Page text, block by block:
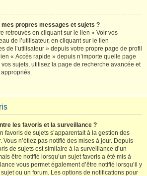
propres messages et sujets ?
retrouvés en cliquant sur le lien « Voir vos
de l’utilisateur, en cliquant sur le lien
de l’utilisateur » depuis votre propre page de profil
« Accès rapide » depuis n’importe quelle page
sujets, utilisez la page de recherche avancée et
les favoris et la surveillance ?
favoris de sujets s’apparentait à la gestion des
Vous n’étiez pas notifié des mises à jour. Depuis
de sujets est similaire à la surveillance d’un
être notifié lorsqu’un sujet favoris a été mis à
vous permet également d’être notifié lorsqu’il y
ou un forum. Les options de notifications pour